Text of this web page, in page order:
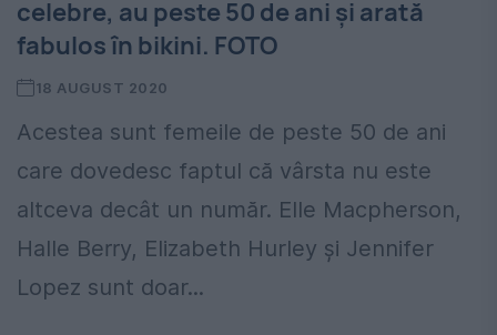
celebre, au peste 50 de ani şi arată
fabulos în bikini. FOTO
18 AUGUST 2020
Acestea sunt femeile de peste 50 de ani
care dovedesc faptul că vârsta nu este
altceva decât un număr. Elle Macpherson,
Halle Berry, Elizabeth Hurley și Jennifer
Lopez sunt doar...